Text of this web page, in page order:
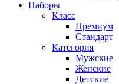
Наборы
Класс
Премиум
Стандарт
Категория
Мужские
Женские
Детские